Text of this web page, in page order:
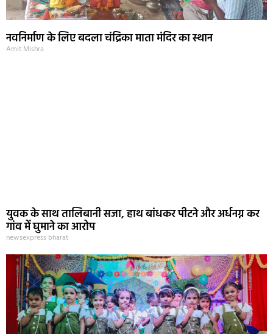
नवनिर्माण के लिए बदला चंद्रिका माता मंदिर का स्थान
Amit Mishra
युवक के साथ तालिबानी सजा, हाथ बांधकर पीटने और अर्धनग्न कर
गांव में घुमाने का आरोप
newsexpress bharat